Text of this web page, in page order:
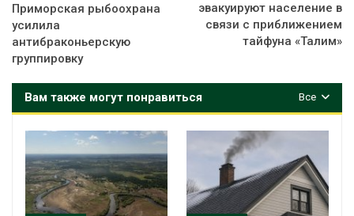
Приморская рыбоохрана
усилила
антибраконьерскую
группировку
эвакуируют население в
связи с приближением
тайфуна «Талим»
Все
Вам также могут понравиться